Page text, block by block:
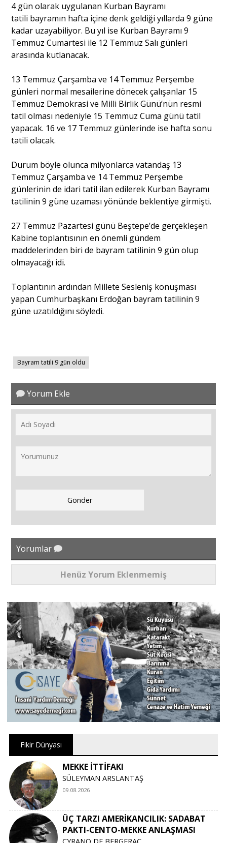
4 gün olarak uygulanan Kurban Bayramı
tatili bayramın hafta içine denk geldiği yıllarda 9 güne
kadar uzayabiliyor. Bu yıl ise Kurban Bayramı 9
Temmuz Cumartesi ile 12 Temmuz Salı günleri
arasında kutlanacak.
13 Temmuz Çarşamba ve 14 Temmuz Perşembe
günleri normal mesailerine dönecek çalışanlar 15
Temmuz Demokrasi ve Milli Birlik Günü’nün resmi
tatil olması nedeniyle 15 Temmuz Cuma günü tatil
yapacak. 16 ve 17 Temmuz günlerinde ise hafta sonu
tatili olacak.
Durum böyle olunca milyonlarca vatandaş 13
Temmuz Çarşamba ve 14 Temmuz Perşembe
günlerinin de idari tatil ilan edilerek Kurban Bayramı
tatilinin 9 güne uzaması yönünde beklentiye girmişti.
27 Temmuz Pazartesi günü Beştepe’de gerçekleşen
Kabine toplantısının en önemli gündem
maddelerinden biri de bayram tatilinin 9 gün olup
olmayacağı idi.
Toplantının ardından Millete Sesleniş konuşması
yapan Cumhurbaşkanı Erdoğan bayram tatilinin 9
güne uzatıldığını söyledi.
Bayram tatili 9 gün oldu
Yorum Ekle
Yorumlar
Henüz Yorum Eklenmemiş
Fikir Dünyası
MEKKE İTTİFAKI
SÜLEYMAN ARSLANTAŞ
09.08.2026
ÜÇ TARZI AMERİKANCILIK: SADABAT
PAKTI-CENTO-MEKKE ANLAŞMASI
CYRANO DE BERGERAC